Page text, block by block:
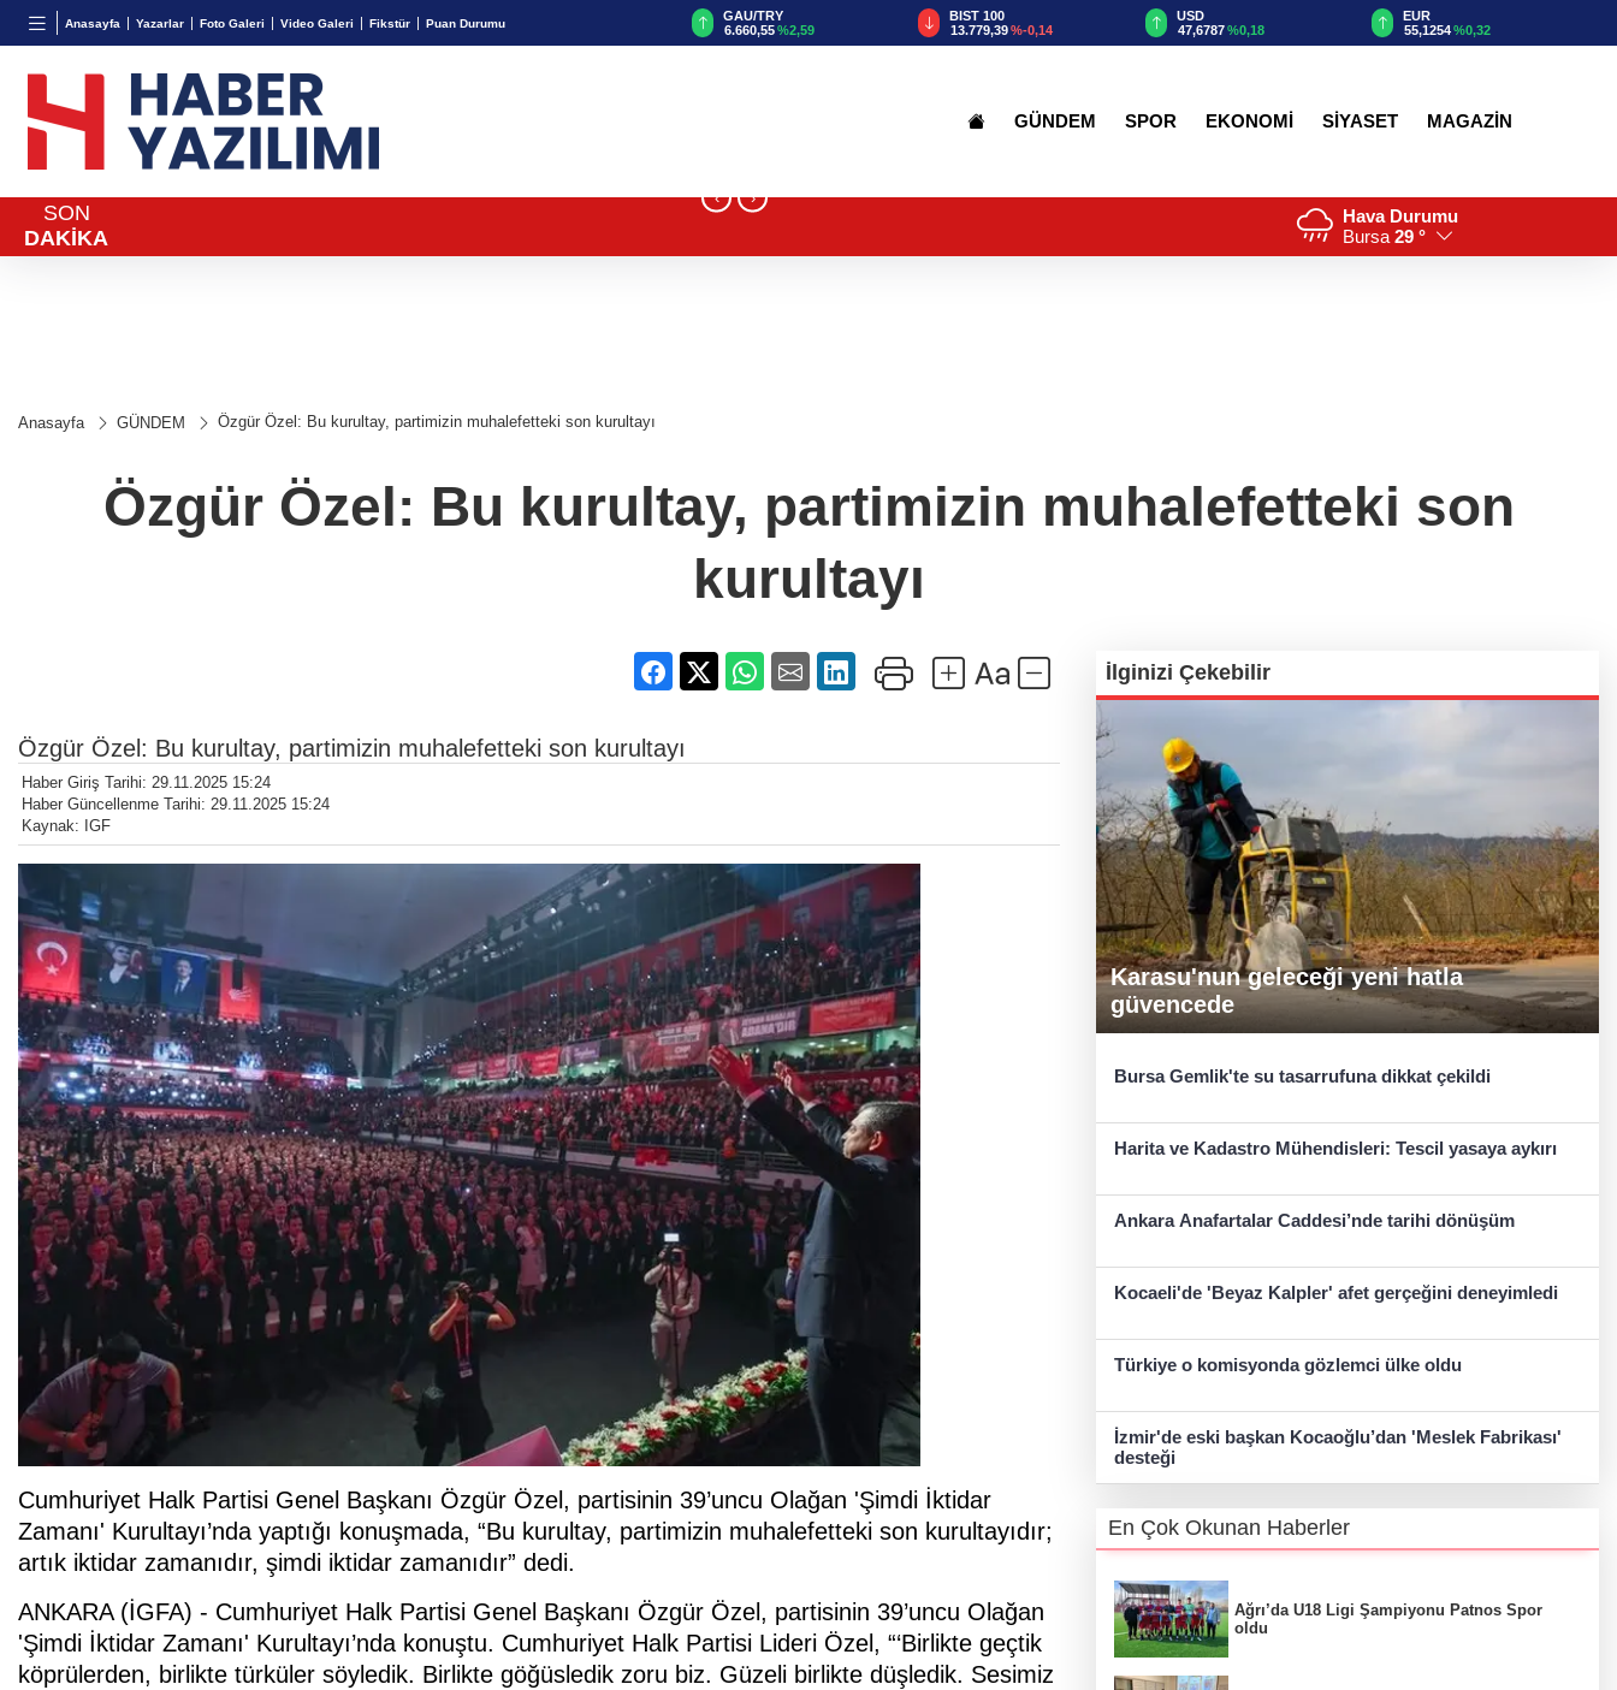
Anasayfa Yazarlar Foto Galeri Video Galeri Fikstür Puan Durumu
TND
16,3788%0,90
BGN
27,9743%-0,22
0,0018
GAU/TRY
6.660,55%2,59
BIST 100
13.779,39 %-0,14
USD
47,6787%0,18
EUR
55,1254 %0,32
GÜNDEM SPOR EKONOMİ SİYASET MAGAZİN
SON
DAKİKA
‹ ›
Hava Durumu
Bursa 29 °
Anasayfa GÜNDEM Özgür Özel: Bu kurultay, partimizin muhalefetteki son kurultayı
Özgür Özel: Bu kurultay, partimizin muhalefetteki son
kurultayı
Özgür Özel: Bu kurultay, partimizin muhalefetteki son kurultayı
Haber Giriş Tarihi: 29.11.2025 15:24
Haber Güncellenme Tarihi: 29.11.2025 15:24
Kaynak: IGF
Cumhuriyet Halk Partisi Genel Başkanı Özgür Özel, partisinin 39’uncu Olağan 'Şimdi İktidar
Zamanı' Kurultayı’nda yaptığı konuşmada, “Bu kurultay, partimizin muhalefetteki son kurultayıdır;
artık iktidar zamanıdır, şimdi iktidar zamanıdır” dedi.
ANKARA (İGFA) - Cumhuriyet Halk Partisi Genel Başkanı Özgür Özel, partisinin 39’uncu Olağan
'Şimdi İktidar Zamanı' Kurultayı’nda konuştu. Cumhuriyet Halk Partisi Lideri Özel, “‘Birlikte geçtik
köprülerden, birlikte türküler söyledik. Birlikte göğüsledik zoru biz. Güzeli birlikte düşledik. Sesimiz
İlginizi Çekebilir
Karasu'nun geleceği yeni hatla
güvencede
Bursa Gemlik'te su tasarrufuna dikkat çekildi
Harita ve Kadastro Mühendisleri: Tescil yasaya aykırı
Ankara Anafartalar Caddesi’nde tarihi dönüşüm
Kocaeli'de 'Beyaz Kalpler' afet gerçeğini deneyimledi
Türkiye o komisyonda gözlemci ülke oldu
İzmir'de eski başkan Kocaoğlu’dan 'Meslek Fabrikası'
desteği
En Çok Okunan Haberler
Ağrı’da U18 Ligi Şampiyonu Patnos Spor
oldu